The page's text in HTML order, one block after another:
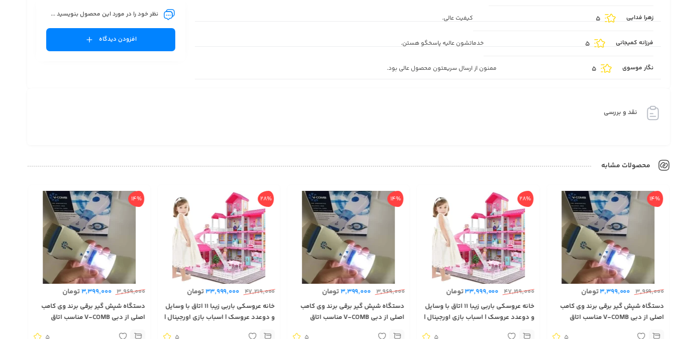
زهرا فدایی 5 کیفیت عالی.
فرزانه کمیجانی 5 خدماتشون عالیه پاسخگو هستن.
نگار موسوی 5 ممنون از ارسال سریعتون محصول عالی بود.
نظر خود را در مورد این محصول بنویسید ...
افزودن دیدگاه
نقد و بررسی
محصولات مشابه
14%
3,969,000
3,399,000تومان
دستگاه شپش گیر برقی برند وی کامب
اصلی از دبی V-COMB مناسب اتاق
28%
47,219,000
33,999,000تومان
خانه عروسکی باربی زیبا 11 اتاق با وسایل
و دوعدد عروسک | اسباب بازی اورجینال |
14%
3,969,000
3,399,000تومان
دستگاه شپش گیر برقی برند وی کامب
اصلی از دبی V-COMB مناسب اتاق
28%
47,219,000
33,999,000تومان
خانه عروسکی باربی زیبا 11 اتاق با وسایل
و دوعدد عروسک | اسباب بازی اورجینال |
14%
3,969,000
3,399,000تومان
دستگاه شپش گیر برقی برند وی کامب
اصلی از دبی V-COMB مناسب اتاق